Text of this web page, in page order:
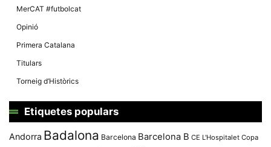
MerCAT #futbolcat
Opinió
Primera Catalana
Titulars
Torneig d’Històrics
Etiquetes populars
Andorra Badalona Barcelona Barcelona B CE L'Hospitalet Copa